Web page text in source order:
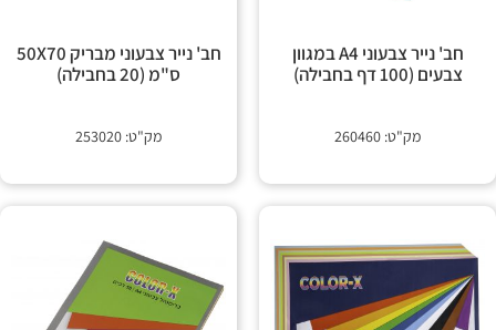
חב' נייר צבעוני A4 במגוון
צבעים (100 דף בחבילה)
מק"ט: 260460
חב' נייר צבעוני מבריק 50X70
ס"מ (20 בחבילה)
מק"ט: 253020